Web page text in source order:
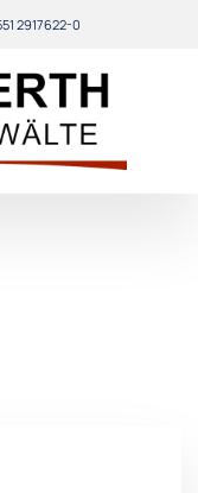
2917622-0